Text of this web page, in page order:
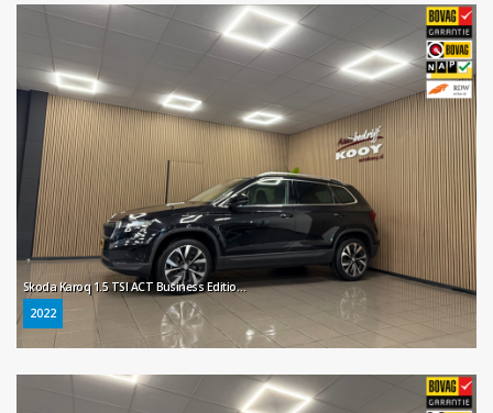
Skoda Karoq 1.5 TSI ACT Business Edition * Automaat / Carplay / Virtual cockpit / Camera / NL Auto *
2022